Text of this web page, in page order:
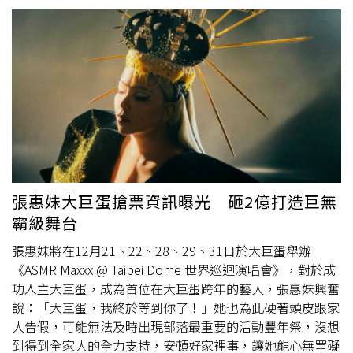
膚，更添加了紅色蜂膠、舒紅素和玫瑰茄花萃取等三大紅色
護膚成分，有效滋養潤澤和保護疲憊的肌膚。共推出三色
17C亮白色/21N象牙白 /23N自然白。(圖／品牌提
供)LAURA MERCIER 煥顏無瑕光采氣墊粉餅／1,950元採用
創新「雙色調氣墊」—外圈裸色粉底提供輕盈且恰到好處的
遮瑕、內圈玫瑰粉色粉底為肌膚帶來溫暖的提亮效果。輕拍
一層打造輕透水鑽光澤、疊擦第二層轉為微霧高遮瑕光澤，
並具備 SPF 50 UVA/UVB PA++++ 高效能防護。(圖／品牌提
供)
將為粉絲帶來前所未有的「沈浸式」最佳五感聲效體驗，讓
歌迷狂嗨不只〈三天三夜〉，而是「5天5夜」。張惠妹經紀
人陳鎮川表示，天后非常重視這次的破蛋演出，除重新編排
曲目、設計環節、沉浸式加強，到大巨蛋版本的紀念商品
等，都密集召開會議並親自主持，就是為了將演場會做到極
致完美，她本人心情也極為興奮，曾不只一次開心說：「大
巨蛋，我終於等到你了！」為了台北大巨蛋跨年演出，張惠
妹將無法及時出現在部落一年一度豐年祭盛事，幸而全家族
都全力支持，讓她無後顧之憂，甚至部落親人還將組團北
上，在豐年祭之前先進臺北大巨蛋，為部落之光張惠妹搖旗
吶喊加油。此外，主辦單位「聲動娛樂」更貼心表示，為了
讓大家更從容
兩場周日演出將提前於晚上6點開演，12月31日跨年場則於
晚間9點半盛大開唱。另外也提醒 「B2特區（搖滾區）」一
律禁止飲食，而聲動也將會釋出完整的進場、動線攻略。
張惠妹大巨蛋搶票資訊曝光 砸2億打造巨無
霸級舞台
張惠妹將在12月21、22、28、29、31日於大巨蛋舉辦
《ASMR Maxxx @ Taipei Dome 世界巡迴演唱會》，對於成
功入主大巨蛋，成為首位在大巨蛋跨年的藝人，張惠妹興奮
說：「大巨蛋，我終於等到你了！」她也為此硬著頭皮跟家
人告假，可能無法及時出現部落最重要的活動豐年祭，沒想
到得到全家人的全力支持，安頓好家裡事，讓她能心無罣礙